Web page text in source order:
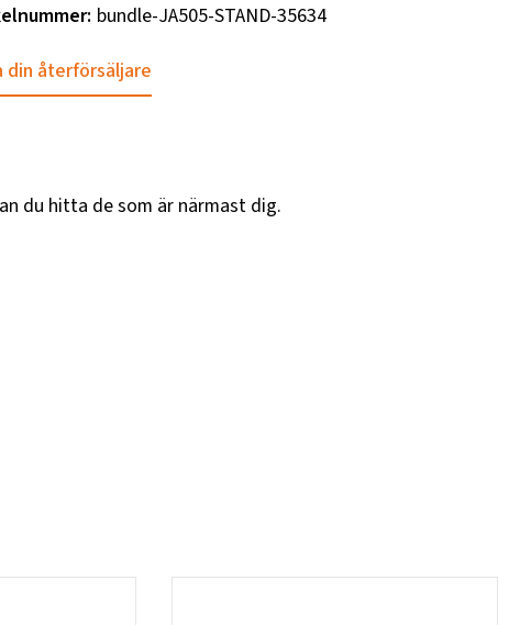
: bundle-JA505-STAND-35634
din återförsäljare
du hitta de som är närmast dig.